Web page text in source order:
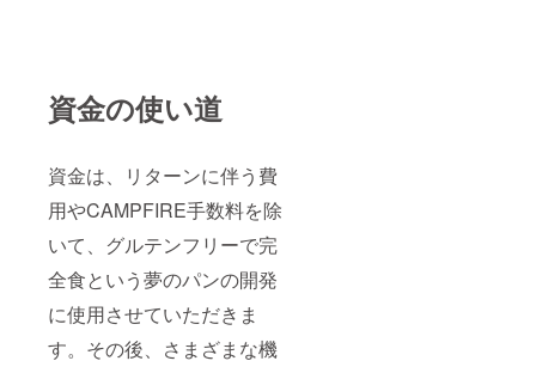
資金の使い道
資金は、リターンに伴う費
用やCAMPFIRE手数料を除
いて、グルテンフリーで完
全食という夢のパンの開発
に使用させていただきま
す。その後、さまざまな機